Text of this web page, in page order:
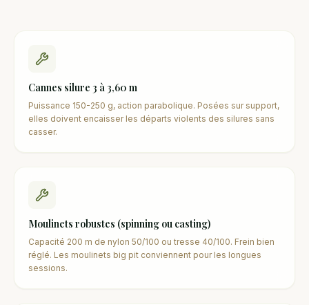
Cannes silure 3 à 3,60 m
Puissance 150-250 g, action parabolique. Posées sur support,
elles doivent encaisser les départs violents des silures sans
casser.
Moulinets robustes (spinning ou casting)
Capacité 200 m de nylon 50/100 ou tresse 40/100. Frein bien
réglé. Les moulinets big pit conviennent pour les longues
sessions.